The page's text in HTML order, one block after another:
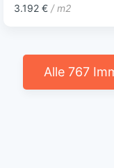
3.192 € / m2
Alle 767